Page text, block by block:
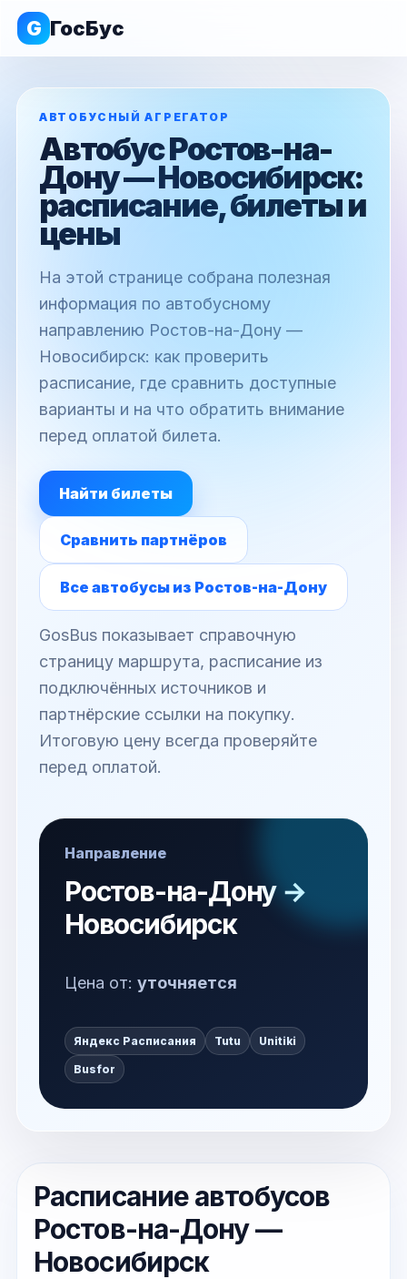
G ГосБус
АВТОБУСНЫЙ АГРЕГАТОР
Автобус Ростов-на-
Дону — Новосибирск:
расписание, билеты и
цены
На этой странице собрана полезная
информация по автобусному
направлению Ростов-на-Дону —
Новосибирск: как проверить
расписание, где сравнить доступные
варианты и на что обратить внимание
перед оплатой билета.
Найти билеты
Сравнить партнёров
Все автобусы из Ростов-на-Дону
GosBus показывает справочную
страницу маршрута, расписание из
подключённых источников и
партнёрские ссылки на покупку.
Итоговую цену всегда проверяйте
перед оплатой.
Направление
Ростов-на-Дону →
Новосибирск
Цена от: уточняется
Яндекс Расписания Tutu Unitiki
Busfor
Расписание автобусов
Ростов-на-Дону —
Новосибирск